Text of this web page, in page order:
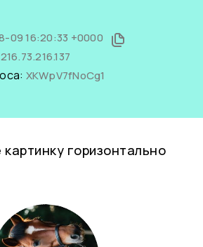
09 16:20:33 +0000
216.73.216.137
XKWpV7fNoCg1
картинку горизонтально